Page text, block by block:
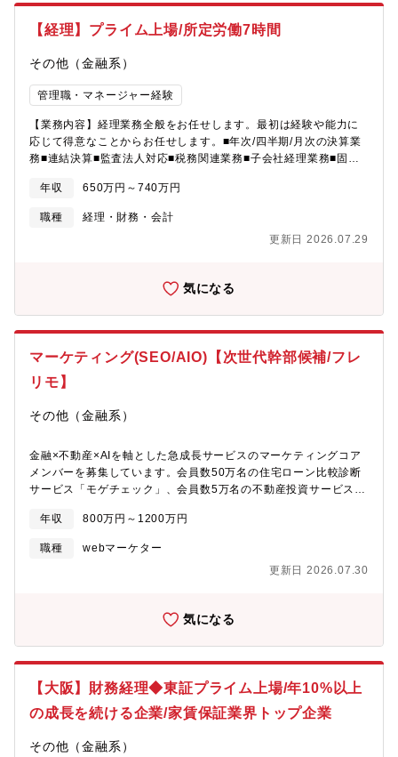
計へのインパクトは計り知れません。利上げ局面に入った今、金
利への注目はかつてなく高まっています。さらに、住宅ローン
集まる唯一の金融商品です。これを起点にしたデータビジネス
余白は無限に広がっています。AIが急速に進化し正解の見えない
領域を一緒にゼロから設計してくれる方を、私たちは求めていま
す。
【経理】プライム上場/所定労働7時間
その他（金融系）
管理職・マネージャー経験
【業務内容】経理業務全般をお任せします。最初は経験や能力に
応じて得意なことからお任せします。■年次/四半期/月次の決算業
務■連結決算■監査法人対応■税務関連業務■子会社経理業務■固定
商品取引法、会社法)等 【将来的に】■内部統制整備や会計業務プ
ロセス改善等 将来的には経理／財務／経営企画／監査などバック
オフィスの幅広い領域でご活躍いただくことを期待しておりま
す。【働き方】繁忙期の四半期決算の時期の残業は約45h/月ほど/
方が約8割！【ポジションの魅力】上場企業の同社にてグループ連
年収 650万円～740万円
職種
経理・財務・会計
更新日 2026.07.29
気になる
マーケティング(SEO/AIO)【次世代幹部候補/フレ
リモ】
その他（金融系）
金融×不動産×AIを軸とした急成長サービスのマーケティングコア
メンバーを募集しています。会員数50万名の住宅ローン比較診断
サービス「モゲチェック」、会員数5万名の不動産投資サービス
ビスが対象です。【業務内容】■SEO/AIO戦略策定とその実行
■LPOやサイト開発ディレクション（UI/UX改善提案等）の推進■
顧客ターゲット└モゲチェック：住宅購入予定者や住宅ローン借り
換え検討者└INVASE：資産形成の検討者や不動産投資家■SEOの
題。将来的にはAIO上位も狙う※スマホ&AI時代の今、顧客の情報
が主流になると想定されています。 SEOやAIO対策は極めて重
す。■携わっていただくサービス・住宅ローン比較診断サービス
「モゲチェック」 https://mogecheck.jp/・不動産投資サービス
https://investment.mogecheck.jp/・マンションAI査定サービス
年収 800万円～1200万円
職種
webマーケター
更新日 2026.07.30
気になる
【大阪】財務経理◆東証プライム上場/年10%以上
の成長を続ける企業/家賃保証業界トップ企業
その他（金融系）